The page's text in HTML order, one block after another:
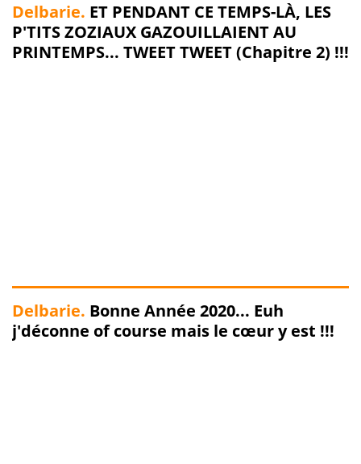
Delbarie. ET PENDANT CE TEMPS-LÀ, LES
P'TITS ZOZIAUX GAZOUILLAIENT AU
PRINTEMPS... TWEET TWEET (Chapitre 2) !!!
Delbarie. Bonne Année 2020... Euh
j'déconne of course mais le cœur y est !!!